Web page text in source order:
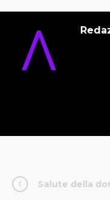
Salute della